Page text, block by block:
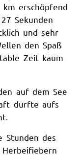
erschöpfend
Sekunden
und sehr
den Spaß
Zeit kaum
auf dem See
durfte aufs
Stunden des